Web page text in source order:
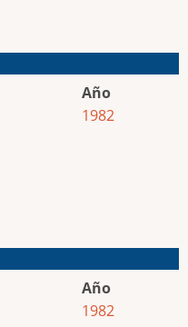
Año
1982
Año
1982